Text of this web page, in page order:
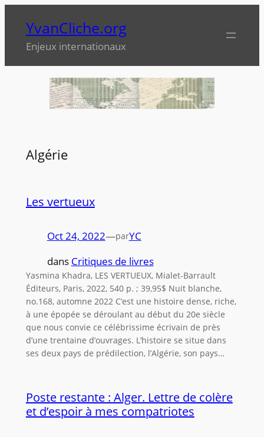
contenu
YvanCliche.org
Enjeux internationaux
Algérie
Les vertueux
Oct 24, 2022—parYC
dans Critiques de livres
Yasmina Khadra, LES VERTUEUX, Mialet-Barrault
Éditeurs, Paris, 2022, 540 p. ; 39,95$ Nuit blanche,
no.168, automne 2022 C’est une histoire dense, riche,
à une épopée se déroulant au début du 20e siècle
que nous convie ce célébrissime écrivain de près
d’une trentaine d’ouvrages. L’histoire se situe dans
ses deux pays de prédilection, l’Algérie, son pays…
Poste restante : Alger. Lettre de colère
et d’espoir à mes compatriotes